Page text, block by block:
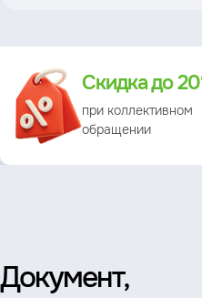
Преимущество
Скидка до
при коллективном
обращении
Документ,